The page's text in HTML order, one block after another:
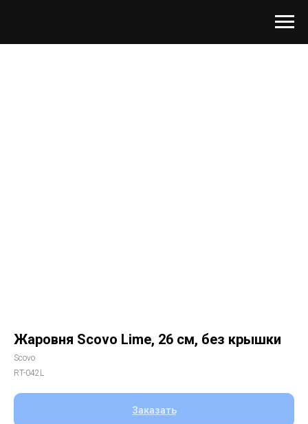
Жаровня Scovo Lime, 26 см, без крышки
Scovo
RT-042L
Заказать